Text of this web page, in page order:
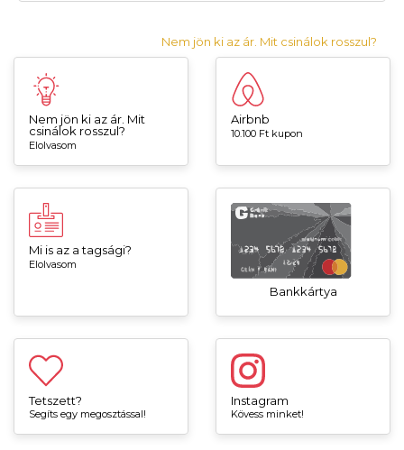
Nem jön ki az ár. Mit csinálok rosszul?
Nem jön ki az ár. Mit
csinálok rosszul?
Elolvasom
Airbnb
10.100 Ft kupon
Mi is az a tagsági?
Elolvasom
Bankkártya
Tetszett?
Segíts egy megosztással!
Instagram
Kövess minket!